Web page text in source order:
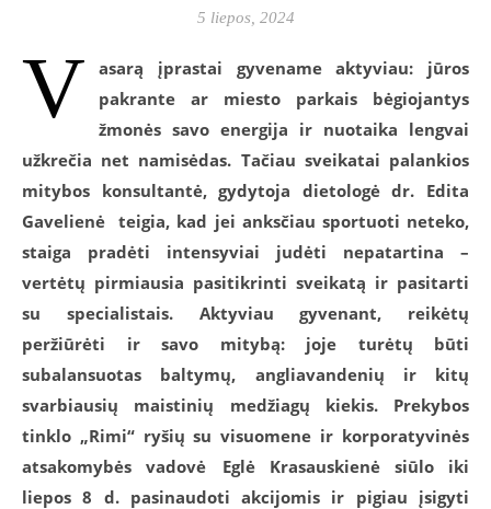
5 liepos, 2024
V
asarą įprastai gyvename aktyviau: jūros
pakrante ar miesto parkais bėgiojantys
žmonės savo energija ir nuotaika lengvai
užkrečia net namisėdas. Tačiau sveikatai palankios
mitybos konsultantė, gydytoja dietologė dr. Edita
Gavelienė teigia, kad jei anksčiau sportuoti neteko,
staiga pradėti intensyviai judėti nepatartina –
vertėtų pirmiausia pasitikrinti sveikatą ir pasitarti
su specialistais. Aktyviau gyvenant, reikėtų
peržiūrėti ir savo mitybą: joje turėtų būti
subalansuotas baltymų, angliavandenių ir kitų
svarbiausių maistinių medžiagų kiekis. Prekybos
tinklo „Rimi“ ryšių su visuomene ir korporatyvinės
atsakomybės vadovė Eglė Krasauskienė siūlo iki
liepos 8 d. pasinaudoti akcijomis ir pigiau įsigyti